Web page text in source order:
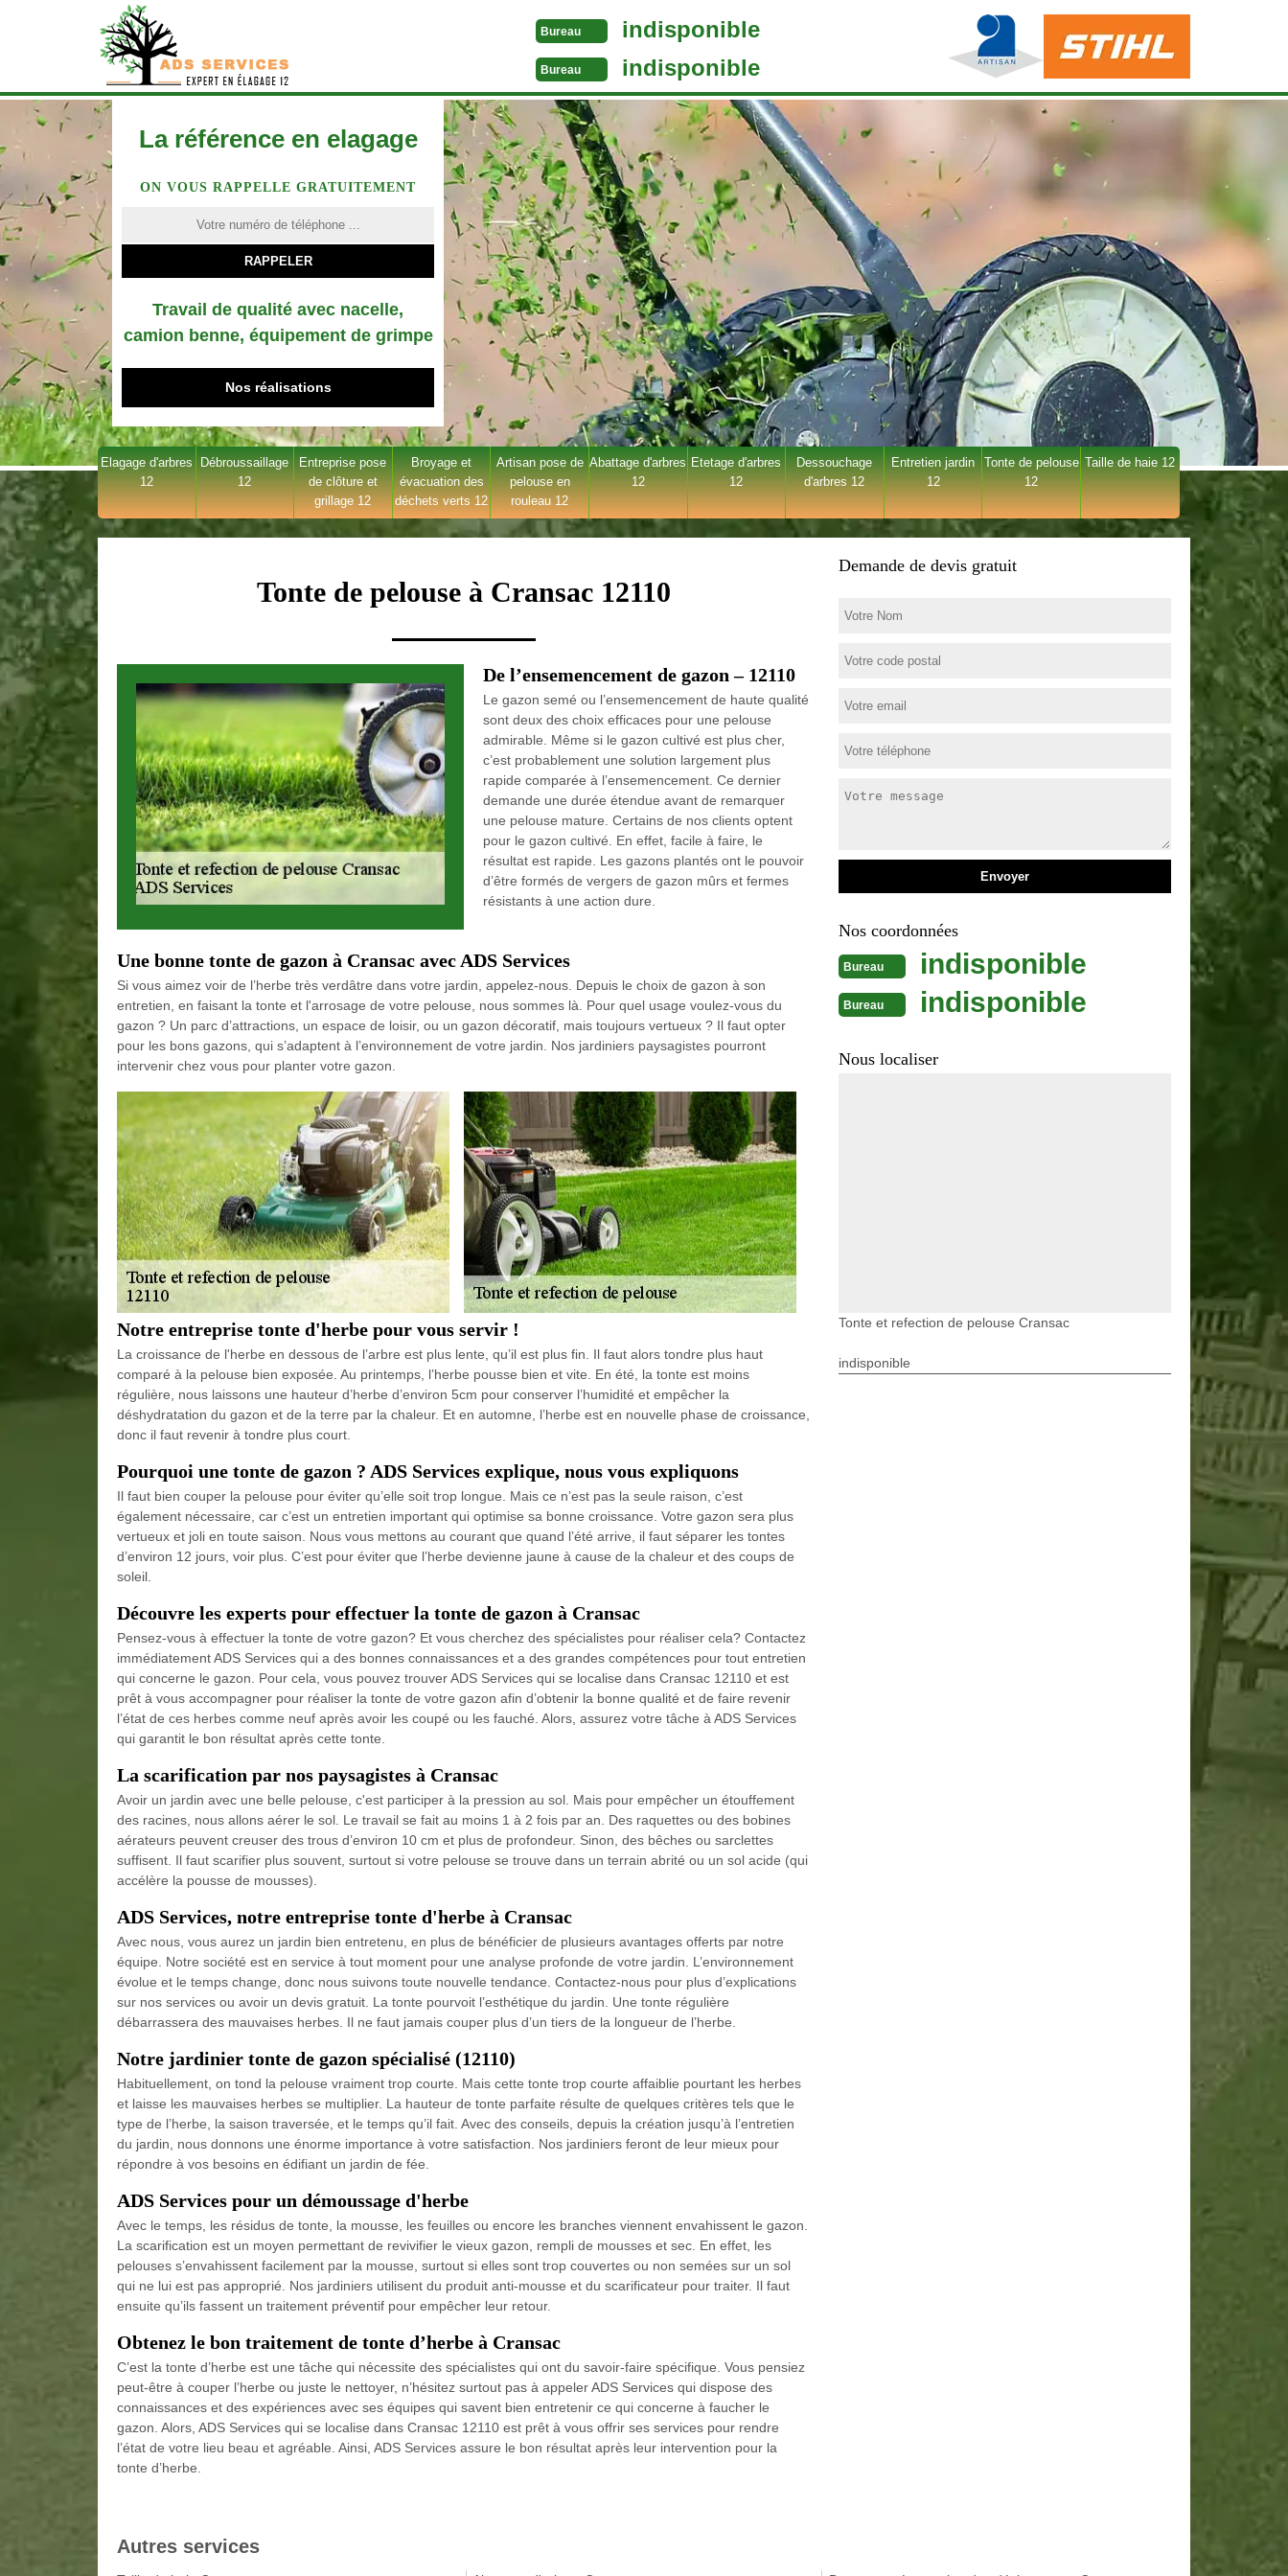
Bureau indisponible
Bureau indisponible
La référence en elagage
ON VOUS RAPPELLE GRATUITEMENT
Travail de qualité avec nacelle,
camion benne, équipement de grimpe
Nos réalisations
Elagage d'arbres
12
Débroussaillage
12
Entreprise pose
de clôture et
grillage 12
Broyage et
évacuation des
déchets verts 12
Artisan pose de
pelouse en
rouleau 12
Abattage d'arbres
12
Etetage d'arbres
12
Dessouchage
d'arbres 12
Entretien jardin
12
Tonte de pelouse
12
Taille de haie 12
Tonte de pelouse à Cransac 12110
De l’ensemencement de gazon – 12110
Le gazon semé ou l’ensemencement de haute qualité
sont deux des choix efficaces pour une pelouse
admirable. Même si le gazon cultivé est plus cher,
c’est probablement une solution largement plus
rapide comparée à l’ensemencement. Ce dernier
demande une durée étendue avant de remarquer
une pelouse mature. Certains de nos clients optent
pour le gazon cultivé. En effet, facile à faire, le
résultat est rapide. Les gazons plantés ont le pouvoir
d’être formés de vergers de gazon mûrs et fermes
résistants à une action dure.
Une bonne tonte de gazon à Cransac avec ADS Services
Si vous aimez voir de l’herbe très verdâtre dans votre jardin, appelez-nous. Depuis le choix de gazon à son
entretien, en faisant la tonte et l'arrosage de votre pelouse, nous sommes là. Pour quel usage voulez-vous du
gazon ? Un parc d’attractions, un espace de loisir, ou un gazon décoratif, mais toujours vertueux ? Il faut opter
pour les bons gazons, qui s’adaptent à l’environnement de votre jardin. Nos jardiniers paysagistes pourront
intervenir chez vous pour planter votre gazon.
Notre entreprise tonte d'herbe pour vous servir !
La croissance de l'herbe en dessous de l’arbre est plus lente, qu’il est plus fin. Il faut alors tondre plus haut
comparé à la pelouse bien exposée. Au printemps, l’herbe pousse bien et vite. En été, la tonte est moins
régulière, nous laissons une hauteur d’herbe d’environ 5cm pour conserver l’humidité et empêcher la
déshydratation du gazon et de la terre par la chaleur. Et en automne, l’herbe est en nouvelle phase de croissance,
donc il faut revenir à tondre plus court.
Pourquoi une tonte de gazon ? ADS Services explique, nous vous expliquons
Il faut bien couper la pelouse pour éviter qu’elle soit trop longue. Mais ce n’est pas la seule raison, c’est
également nécessaire, car c’est un entretien important qui optimise sa bonne croissance. Votre gazon sera plus
vertueux et joli en toute saison. Nous vous mettons au courant que quand l’été arrive, il faut séparer les tontes
d’environ 12 jours, voir plus. C’est pour éviter que l’herbe devienne jaune à cause de la chaleur et des coups de
soleil.
Découvre les experts pour effectuer la tonte de gazon à Cransac
Pensez-vous à effectuer la tonte de votre gazon? Et vous cherchez des spécialistes pour réaliser cela? Contactez
immédiatement ADS Services qui a des bonnes connaissances et a des grandes compétences pour tout entretien
qui concerne le gazon. Pour cela, vous pouvez trouver ADS Services qui se localise dans Cransac 12110 et est
prêt à vous accompagner pour réaliser la tonte de votre gazon afin d’obtenir la bonne qualité et de faire revenir
l’état de ces herbes comme neuf après avoir les coupé ou les fauché. Alors, assurez votre tâche à ADS Services
qui garantit le bon résultat après cette tonte.
La scarification par nos paysagistes à Cransac
Avoir un jardin avec une belle pelouse, c'est participer à la pression au sol. Mais pour empêcher un étouffement
des racines, nous allons aérer le sol. Le travail se fait au moins 1 à 2 fois par an. Des raquettes ou des bobines
aérateurs peuvent creuser des trous d’environ 10 cm et plus de profondeur. Sinon, des bêches ou sarclettes
suffisent. Il faut scarifier plus souvent, surtout si votre pelouse se trouve dans un terrain abrité ou un sol acide (qui
accélère la pousse de mousses).
ADS Services, notre entreprise tonte d'herbe à Cransac
Avec nous, vous aurez un jardin bien entretenu, en plus de bénéficier de plusieurs avantages offerts par notre
équipe. Notre société est en service à tout moment pour une analyse profonde de votre jardin. L’environnement
évolue et le temps change, donc nous suivons toute nouvelle tendance. Contactez-nous pour plus d’explications
sur nos services ou avoir un devis gratuit. La tonte pourvoit l’esthétique du jardin. Une tonte régulière
débarrassera des mauvaises herbes. Il ne faut jamais couper plus d’un tiers de la longueur de l’herbe.
Notre jardinier tonte de gazon spécialisé (12110)
Habituellement, on tond la pelouse vraiment trop courte. Mais cette tonte trop courte affaiblie pourtant les herbes
et laisse les mauvaises herbes se multiplier. La hauteur de tonte parfaite résulte de quelques critères tels que le
type de l’herbe, la saison traversée, et le temps qu’il fait. Avec des conseils, depuis la création jusqu’à l’entretien
du jardin, nous donnons une énorme importance à votre satisfaction. Nos jardiniers feront de leur mieux pour
répondre à vos besoins en édifiant un jardin de fée.
ADS Services pour un démoussage d'herbe
Avec le temps, les résidus de tonte, la mousse, les feuilles ou encore les branches viennent envahissent le gazon.
La scarification est un moyen permettant de revivifier le vieux gazon, rempli de mousses et sec. En effet, les
pelouses s’envahissent facilement par la mousse, surtout si elles sont trop couvertes ou non semées sur un sol
qui ne lui est pas approprié. Nos jardiniers utilisent du produit anti-mousse et du scarificateur pour traiter. Il faut
ensuite qu’ils fassent un traitement préventif pour empêcher leur retour.
Obtenez le bon traitement de tonte d’herbe à Cransac
C’est la tonte d’herbe est une tâche qui nécessite des spécialistes qui ont du savoir-faire spécifique. Vous pensiez
peut-être à couper l’herbe ou juste le nettoyer, n’hésitez surtout pas à appeler ADS Services qui dispose des
connaissances et des expériences avec ses équipes qui savent bien entretenir ce qui concerne à faucher le
gazon. Alors, ADS Services qui se localise dans Cransac 12110 est prêt à vous offrir ses services pour rendre
l’état de votre lieu beau et agréable. Ainsi, ADS Services assure le bon résultat après leur intervention pour la
tonte d’herbe.
Demande de devis gratuit
Nos coordonnées
Bureau indisponible
Bureau indisponible
Nous localiser
Tonte et refection de pelouse Cransac
indisponible
Autres services